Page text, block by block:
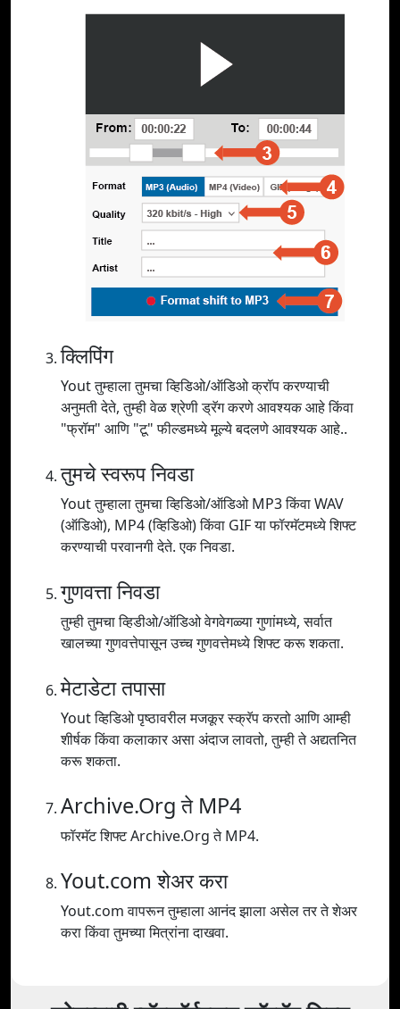
क्लिपिंग
Yout तुम्हाला तुमचा व्हिडिओ/ऑडिओ क्रॉप करण्याची
अनुमती देते, तुम्ही वेळ श्रेणी ड्रॅग करणे आवश्यक आहे किंवा
"फ्रॉम" आणि "टू" फील्डमध्ये मूल्ये बदलणे आवश्यक आहे..
तुमचे स्वरूप निवडा
Yout तुम्हाला तुमचा व्हिडिओ/ऑडिओ MP3 किंवा WAV
(ऑडिओ), MP4 (व्हिडिओ) किंवा GIF या फॉरमॅटमध्ये शिफ्ट
करण्याची परवानगी देते. एक निवडा.
गुणवत्ता निवडा
तुम्ही तुमचा व्हिडीओ/ऑडिओ वेगवेगळ्या गुणांमध्ये, सर्वात
खालच्या गुणवत्तेपासून उच्च गुणवत्तेमध्ये शिफ्ट करू शकता.
मेटाडेटा तपासा
Yout व्हिडिओ पृष्ठावरील मजकूर स्क्रॅप करतो आणि आम्ही
शीर्षक किंवा कलाकार असा अंदाज लावतो, तुम्ही ते अद्यतनित
करू शकता.
Archive.Org ते MP4
फॉरमॅट शिफ्ट Archive.Org ते MP4.
Yout.com शेअर करा
Yout.com वापरून तुम्हाला आनंद झाला असेल तर ते शेअर
करा किंवा तुमच्या मित्रांना दाखवा.